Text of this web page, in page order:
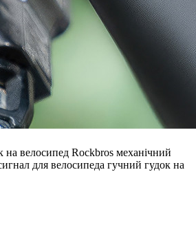
на велосипед Rockbros механічний
для велосипеда гучний гудок на